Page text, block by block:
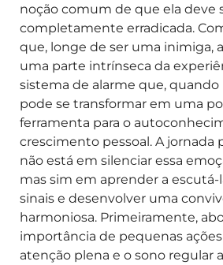
noção comum de que ela deve
completamente erradicada.
que, longe de ser uma inimiga,
uma parte intrínseca da
sistema de alarme que,
pode se transformar em uma
ferramenta para o
crescimento pessoal. A jornada
não está em silenciar essa
mas sim em aprender a
sinais e desenvolver uma
harmoniosa. Primeiramente,
importância de pequenas ações
atenção plena e o sono regular